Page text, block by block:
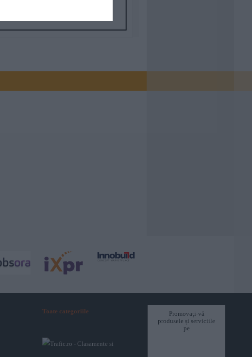
Toate categoriile
Promovați-vă
produsele și serviciile
pe